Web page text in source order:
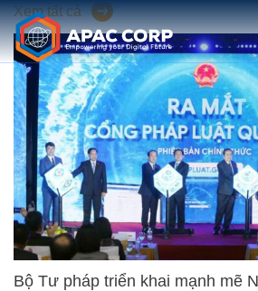
Chuyển
đến
nội
dung
Xem tất cả
Bộ Tư pháp triển khai mạnh mẽ